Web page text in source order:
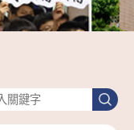
搜
尋